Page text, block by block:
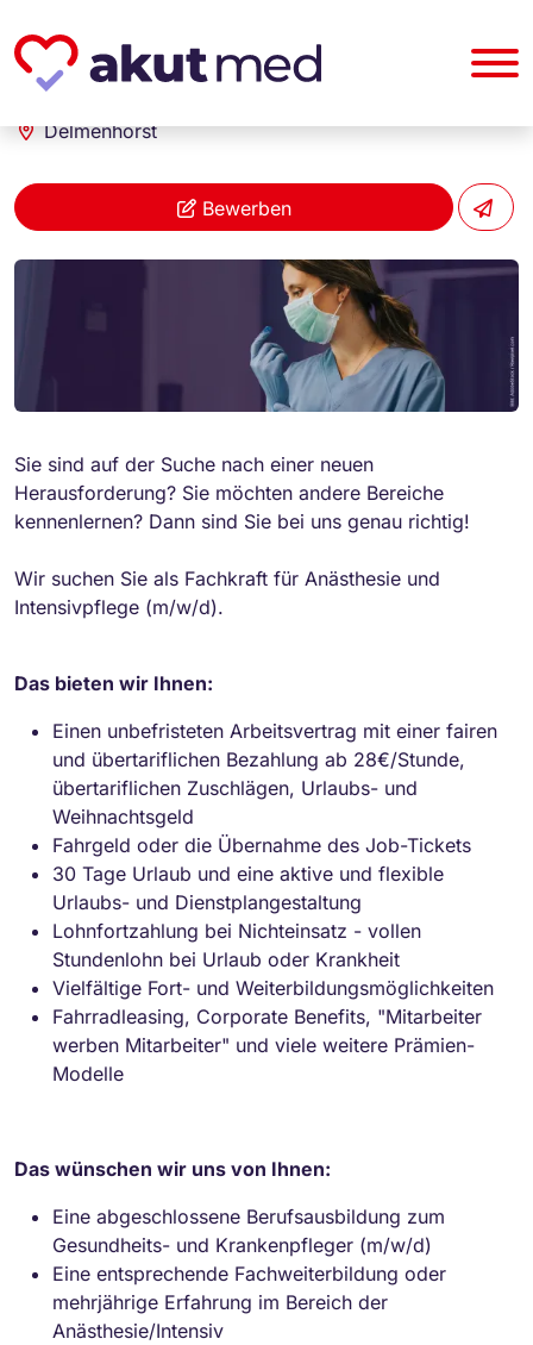
akut... Medizinische Personallogistik GmbH
Fachkraft Anästhesie Intensivpflege (m/w/d)
Delmenhorst
Bewerben
Sie sind auf der Suche nach einer neuen
Herausforderung? Sie möchten andere Bereiche
kennenlernen? Dann sind Sie bei uns genau richtig!
Wir suchen Sie als Fachkraft für Anästhesie und
Intensivpflege (m/w/d).
Das bieten wir Ihnen:
Einen unbefristeten Arbeitsvertrag mit einer fairen
und übertariflichen Bezahlung ab 28€/Stunde,
übertariflichen Zuschlägen, Urlaubs- und
Weihnachtsgeld
Fahrgeld oder die Übernahme des Job-Tickets
30 Tage Urlaub und eine aktive und flexible
Urlaubs- und Dienstplangestaltung
Lohnfortzahlung bei Nichteinsatz - vollen
Stundenlohn bei Urlaub oder Krankheit
Vielfältige Fort- und Weiterbildungsmöglichkeiten
Fahrradleasing, Corporate Benefits, "Mitarbeiter
werben Mitarbeiter" und viele weitere Prämien-
Modelle
Das wünschen wir uns von Ihnen:
Eine abgeschlossene Berufsausbildung zum
Gesundheits- und Krankenpfleger (m/w/d)
Eine entsprechende Fachweiterbildung oder
mehrjährige Erfahrung im Bereich der
Anästhesie/Intensiv